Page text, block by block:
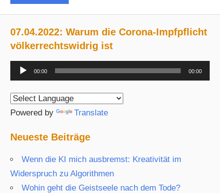
07.04.2022: Warum die Corona-Impfpflicht
völkerrechtswidrig ist
Audio-
Player
00:00 00:00
Powered by Translate
Neueste Beiträge
Wenn die KI mich ausbremst: Kreativität im
Widerspruch zu Algorithmen
Wohin geht die Geistseele nach dem Tode?